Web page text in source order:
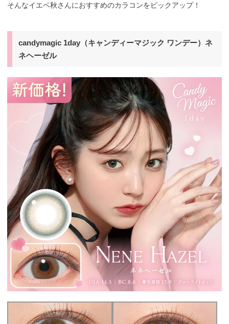
そんなイエベ秋さんにおすすめのカラコンをピックアップ！
candymagic 1day（キャンディーマジック ワンデー）ネ
ネヘーゼル